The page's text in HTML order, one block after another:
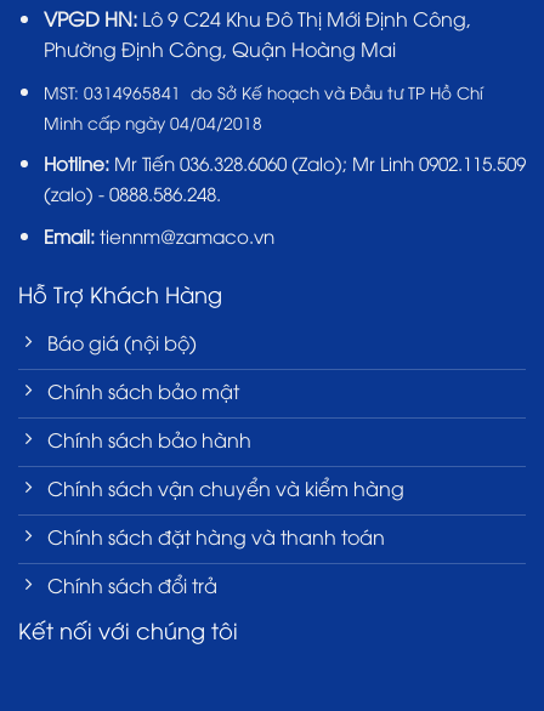
VPGD HN:Lô 9 C24 Khu Đô Thị Mới Định Công,
Phường Định Công, Quận Hoàng Mai
MST: 0314965841 do Sở Kế hoạch và Đầu tư TP Hồ Chí
Minh cấp ngày 04/04/2018
Hotline: Mr Tiến 036.328.6060(Zalo); Mr Linh 0902.115.509
(zalo) - 0888.586.248.
Email:tiennm@zamaco.vn
Hỗ Trợ Khách Hàng
Báo giá (nội bộ)
Chính sách bảo mật
Chính sách bảo hành
Chính sách vận chuyển và kiểm hàng
Chính sách đặt hàng và thanh toán
Chính sách đổi trả
Kết nối với chúng tôi